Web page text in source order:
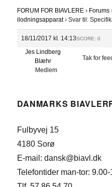
FORUM FOR BIAVLERE › Forums
ilodningsapparat › Svar til:
18/11/2017 kl. 14:13SCORE: 0
Jes Lindberg
Blæhr
Medlem
Tak for
DANMARKS
Fulbyvej 15
4180 Sorø
E-mail: dansk@biavl.dk
Telefontider man-tor: